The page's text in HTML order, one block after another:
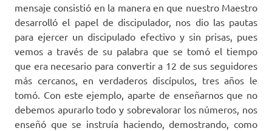
mensaje consistió en la manera en que nuestro Maestro
desarrolló el papel de discipulador, nos dio las pautas
para ejercer un discipulado efectivo y sin prisas, pues
vemos a través de su palabra que se tomó el tiempo
que era necesario para convertir a 12 de sus seguidores
más cercanos, en verdaderos discípulos, tres años le
tomó. Con este ejemplo, aparte de enseñarnos que no
debemos apurarlo todo y sobrevalorar los números, nos
enseñó que se instruía haciendo, demostrando, como